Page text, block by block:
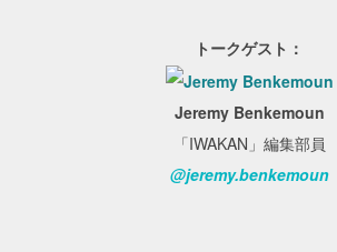
トークゲスト：
Jeremy Benkemoun
「IWAKAN」編集部員
@jeremy.benkemoun